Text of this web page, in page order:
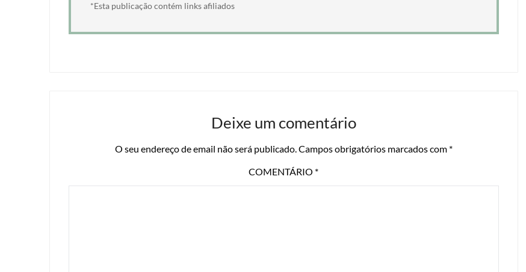
*Esta publicação contém links afiliados
Deixe um comentário
O seu endereço de email não será publicado.Campos obrigatórios marcados com *
COMENTÁRIO *